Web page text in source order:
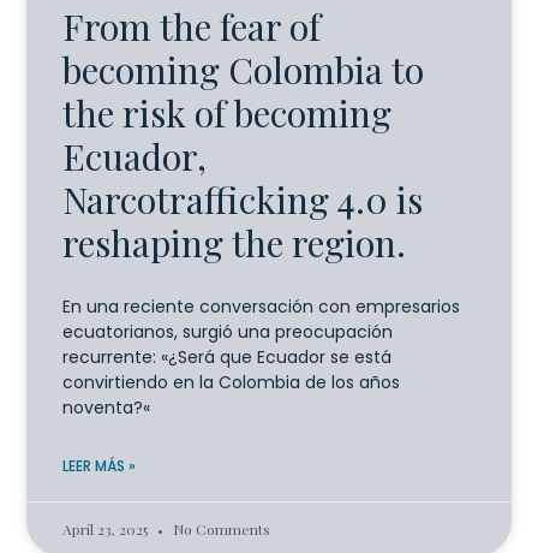
From the fear of
becoming Colombia to
the risk of becoming
Ecuador,
Narcotrafficking 4.0 is
reshaping the region.
En una reciente conversación con empresarios
ecuatorianos, surgió una preocupación
recurrente: «¿Será que Ecuador se está
convirtiendo en la Colombia de los años
noventa?«
LEER MÁS »
April 23, 2025 No Comments